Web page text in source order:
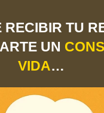
RECIBIR TU
UN
VIDA…